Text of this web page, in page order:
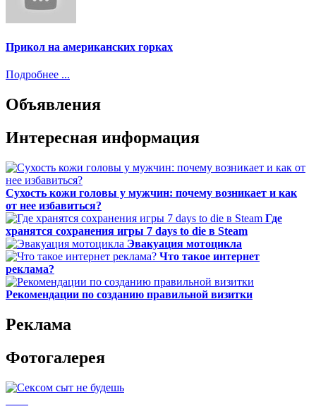
Прикол на американских горках
Подробнее ...
Объявления
Интересная информация
Сухость кожи головы у мужчин: почему возникает и как
от нее избавиться?
Где
хранятся сохранения игры 7 days to die в Steam
Эвакуация мотоцикла
Что такое интернет
реклама?
Рекомендации по созданию правильной визитки
Реклама
Фотогалерея